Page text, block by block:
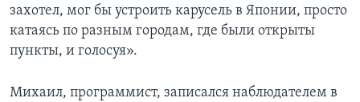
захотел, мог бы устроить карусель в Японии, просто
катаясь по разным городам, где были открыты
пункты, и голосуя».
Михаил, программист, записался наблюдателем в